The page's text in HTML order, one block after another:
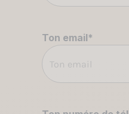
Ton email*